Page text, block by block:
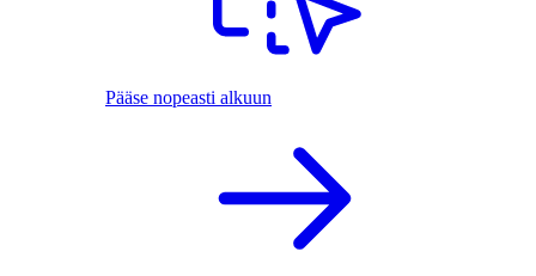
Pääse nopeasti alkuun